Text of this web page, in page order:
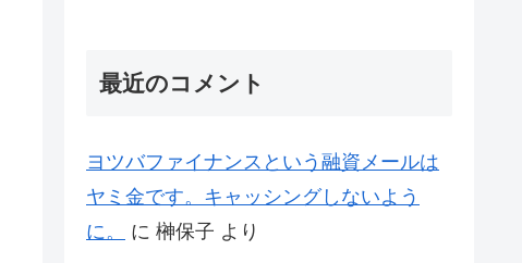
最近のコメント
ヨツバファイナンスという融資メールは
ヤミ金です。キャッシングしないよう
に。
に 榊保子 より